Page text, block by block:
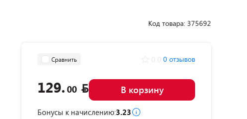
Код товара: 375692
Сравнить 0 отзывов
129.00 В корзину
Бонусы к начислению:3.23